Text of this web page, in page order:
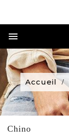

Accueil
Chino